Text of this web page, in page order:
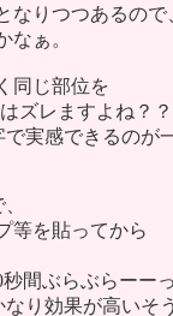
なりつつあるので
なぁ。
同じ部位を
ズレますよね？
実感できるのが
等を貼ってから
間ぶらぶらーー
り効果が高いそ